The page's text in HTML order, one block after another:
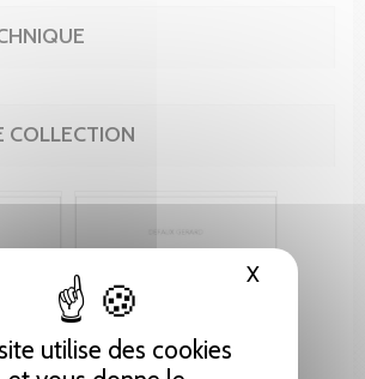
utilise des cookies
XMasquer
COLLECTION